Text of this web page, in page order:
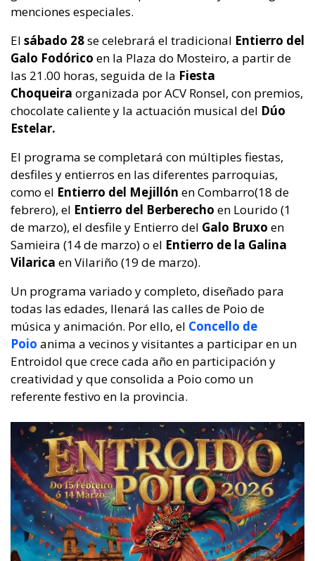
menciones especiales.
El sábado 28se celebrará el tradicional Entierro del
Galo Fodórico en la Plaza do Mosteiro, a partir de
las 21.00 horas, seguida de la Fiesta
Choqueira organizada por ACV Ronsel, con premios,
chocolate caliente y la actuación musical del Dúo
Estelar.
El programa se completará con múltiples fiestas,
desfiles y entierros en las diferentes parroquias,
como el Entierro del Mejillón en Combarro(18 de
febrero), el Entierro del Berberecho en Lourido (1
de marzo), el desfile y Entierro del Galo Bruxo en
Samieira (14 de marzo) o el Entierro de la Galina
Vilarica en Vilariño (19 de marzo).
Un programa variado y completo, diseñado para
todas las edades, llenará las calles de Poio de
música y animación. Por ello, el Concello de
Poio anima a vecinos y visitantes a participar en un
Entroidol que crece cada año en participación y
creatividad y que consolida a Poio como un
referente festivo en la provincia.